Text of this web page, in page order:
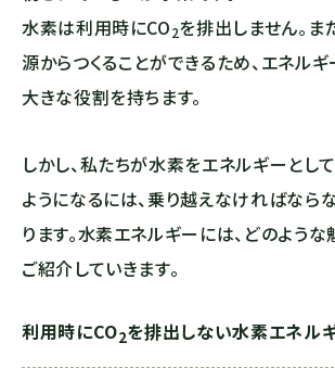
水素は利用時にCO2を排出しません。ま
源からつくることができるため、エネル
大きな役割を持ちます。
しかし、私たちが水素をエネルギーとし
ようになるには、乗り越えなければなら
ります。水素エネルギーには、どのような
ご紹介していきます。
利用時にCO2を排出しない水素エネル